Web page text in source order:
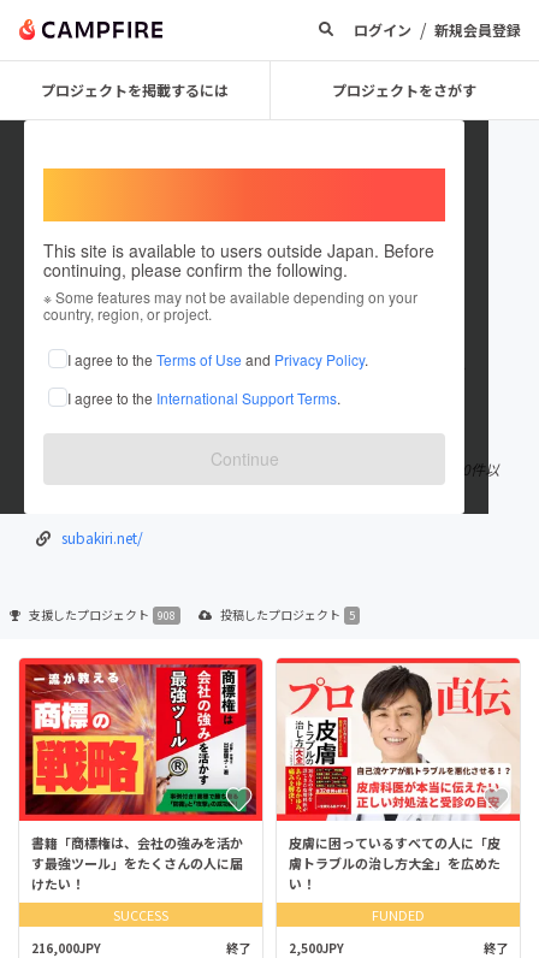
ログイン / 新規会員登録
プロジェクトを掲載するには プロジェクトをさがす
This site is available to users outside Japan. Before
continuing, please confirm the following.
※ Some features may not be available depending on your
country, region, or project.
I agree to the Terms of Use and Privacy Policy.
I agree to the International Support Terms.
Continue
小西光治
これまでに908回支援して5件のプロジェクトを投稿しています
在住国：日本 現在地：大阪府
出身国：日本 出身地：大阪府
クラウドファンディングのプロデュースをやっております。 毎月10件以
上のクラウドファンディングを手掛けています。
subakiri.net/
支援したプロジェクト 908 投稿したプロジェクト 5
書籍「商標権は、会社の強みを活か
す最強ツール」をたくさんの人に届
けたい！
SUCCESS
216,000JPY 終了
皮膚に困っているすべての人に「皮
膚トラブルの治し方大全」を広めた
い！
FUNDED
2,500JPY 終了